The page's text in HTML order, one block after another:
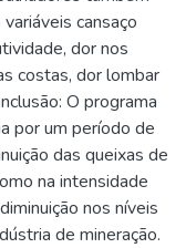
cansaço
dor nos
costas, dor lombar
O programa
por um período de
das queixas de
na intensidade
nos níveis
de mineração.